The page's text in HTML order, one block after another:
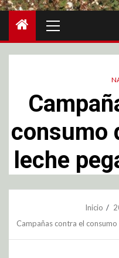
consumo
leche
Inicio
Campañas contra el